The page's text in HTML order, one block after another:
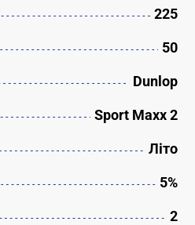
225
50
Dunlop
Sport Maxx 2
Літо
5%
2